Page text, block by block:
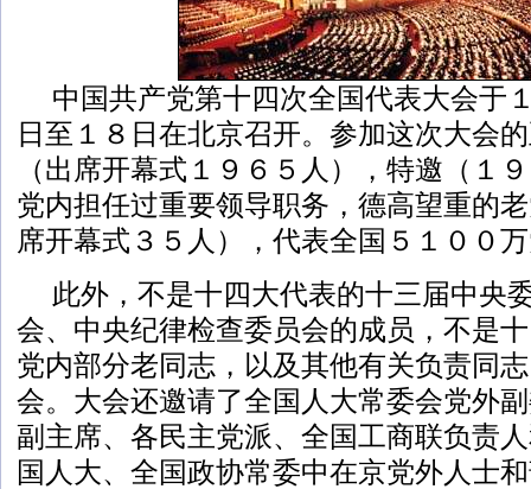
中国共产党第十四次全国代表大会于
日至１８日在北京召开。参加这次大会
（出席开幕式１９６５人），特邀（１
党内担任过重要领导职务，德高望重的
席开幕式３５人），代表全国５１００
此外，不是十四大代表的十三届中央
会、中央纪律检查委员会的成员，不是
党内部分老同志，以及其他有关负责同
会。大会还邀请了全国人大常委会党外
副主席、各民主党派、全国工商联负责
国人大、全国政协常委中在京党外人士